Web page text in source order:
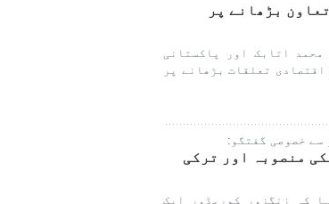
بڑھانے پر
اتابک اور پاکستانی
تعلقات بڑھانے پر
سے خصوصی گفتگو:
منصوبہ اور ترکی
کہ زنگزور کوریڈور ایک